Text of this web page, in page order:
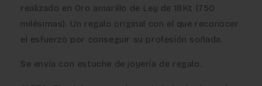
realizado en Oro amarillo de Ley de 18Kt (750
milésimas). Un regalo original con el que reconocer
el esfuerzo por conseguir su profesión soñada.
Se envía con estuche de joyería de regalo.